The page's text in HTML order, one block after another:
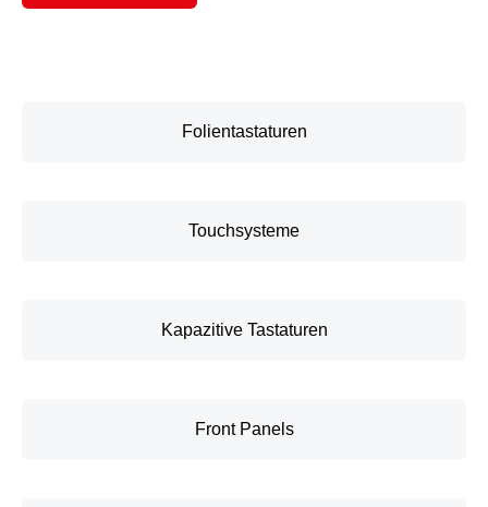
Folientastaturen
Touchsysteme
Kapazitive Tastaturen
Front Panels